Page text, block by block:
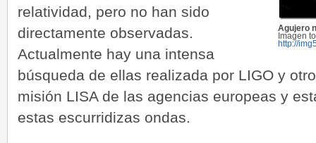
Agujero
Imagen
http://
relatividad, pero no han sido
directamente observadas.
Actualmente hay una intensa
búsqueda de ellas realizada por LIGO y
misión LISA de las agencias europeas y
estas escurridizas ondas.